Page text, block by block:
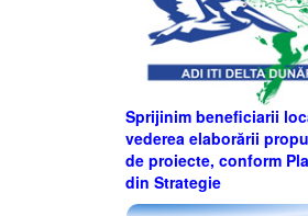
Sprijinim beneficiarii
vederea elaborării
de proiecte, conform
din Strategie